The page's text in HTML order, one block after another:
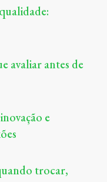
avaliar antes de
e
trocar,